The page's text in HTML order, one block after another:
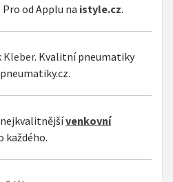
od Applu na istyle.cz.
Kleber. Kvalitní pneumatiky
venkovní
každého.